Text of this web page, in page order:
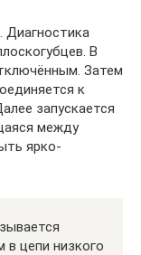
Диагностика
В
Затем
к
запускается
между
ярко‐
цепи низкого